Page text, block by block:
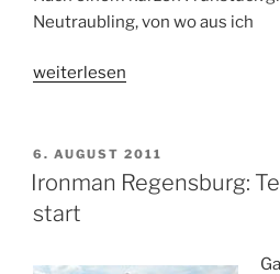
Neutraubling, von wo aus ich
„Wettkampfbericht
3,8km
Schwimmen,
1:20:49“
weiterlesen
VERÖFFENTLICHT
AM
6. AUGUST 2011
Ironman Regensburg:
start